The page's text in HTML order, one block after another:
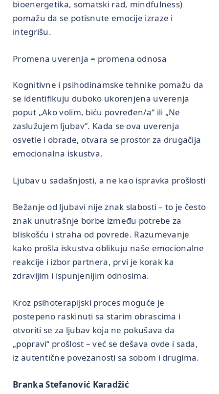
bioenergetika, somatski rad, mindfulness)
pomažu da se potisnute emocije izraze i
integrišu.
Promena uverenja = promena odnosa
Kognitivne i psihodinamske tehnike pomažu da
se identifikuju duboko ukorenjena uverenja
poput „Ako volim, biću povređen/a“ ili „Ne
zaslužujem ljubav“. Kada se ova uverenja
osvetle i obrade, otvara se prostor za drugačija
emocionalna iskustva.
Ljubav u sadašnjosti, a ne kao ispravka prošlosti
Bežanje od ljubavi nije znak slabosti – to je često
znak unutrašnje borbe između potrebe za
bliskošću i straha od povrede. Razumevanje
kako prošla iskustva oblikuju naše emocionalne
reakcije i izbor partnera, prvi je korak ka
zdravijim i ispunjenijim odnosima.
Kroz psihoterapijski proces moguće je
postepeno raskinuti sa starim obrascima i
otvoriti se za ljubav koja ne pokušava da
„popravi“ prošlost – već se dešava ovde i sada,
iz autentične povezanosti sa sobom i drugima.
Branka Stefanović Karadžić